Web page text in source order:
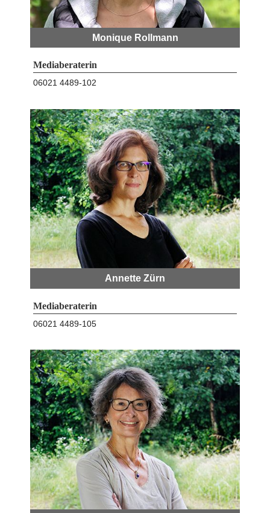
Monique Rollmann
Mediaberaterin
06021 4489-102
Annette Zürn
Mediaberaterin
06021 4489-105